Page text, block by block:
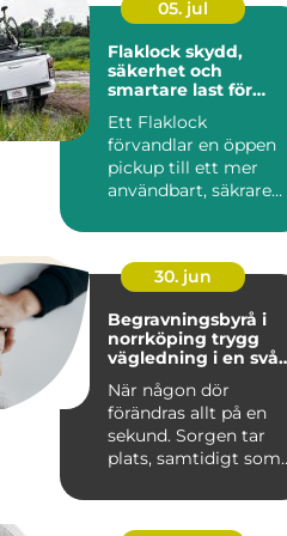
05. jul
Flaklock skydd,
säkerhet och
smartare last för
Ett Flaklock
förvandlar en öppen
pickup till ett mer
användbart, säkrare
lastutrymme. Gen...
30. jun
Begravningsbyrå i
norrköping trygg
vägledning i en svår
När någon dör
förändras allt på en
sekund. Sorgen tar
plats, samtidigt som
kräver s...